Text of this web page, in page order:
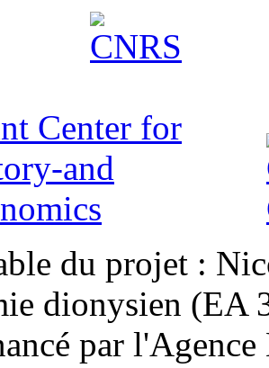
du projet :
dionysien
par l'Agence